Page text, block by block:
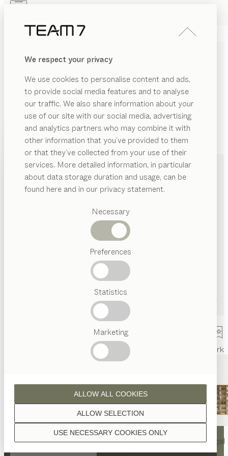
We respect your privacy
We use cookies to personalise content and ads,
to provide social media features and to analyse
our traffic. We also share information about your
use of our site with our social media, advertising
and analytics partners who may combine it with
other information that you’ve provided to them
or that they’ve collected from your use of their
services. More detailed information, in particular
about data storage duration and usage, can be
found here and in our privacy statement.
Necessary
Preferences
Statistics
Marketing
USE NECESSARY COOKIES ONLY
ALLOW SELECTION
ALLOW ALL COOKIES
PRODUKTE
INSPIRATION
HÄNDLER
Vorgeschlagene
Kategorien
Österreichisches
Handwerk
nyaTisch nyaStuhl filignoRegal
PRODUKTE
INSPIRATION
ÜBER UNS
+43 316 8100680
Referenzen Kontakt
KONTAKT
TEAM 7 Graz